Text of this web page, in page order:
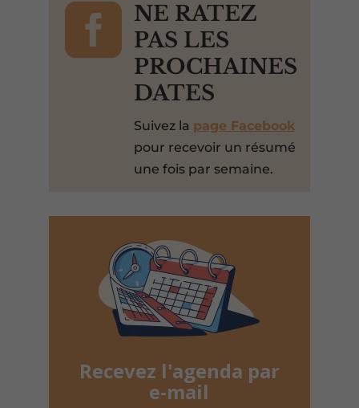

NE RATEZ
PAS LES
PROCHAINES
DATES
Suivez la page Facebook
pour recevoir un résumé
une fois par semaine.
Recevez l'agenda par
e-mail